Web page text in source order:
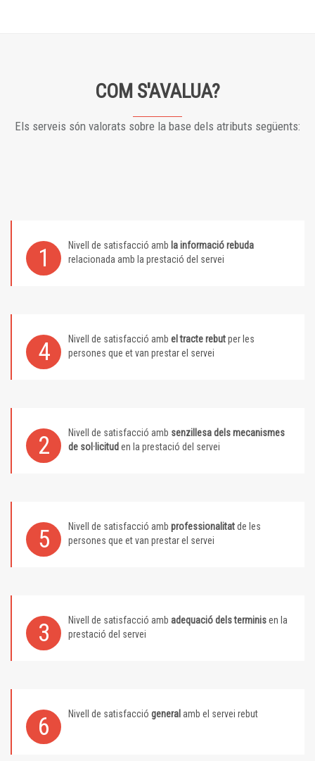
COM S'AVALUA?
Els serveis són valorats sobre la base dels atributs següents:
1 Nivell de satisfacció amb la informació rebuda
relacionada amb la prestació del servei
4 Nivell de satisfacció amb el tracte rebutper les
persones que et van prestar el servei
2 Nivell de satisfacció amb senzillesa dels mecanismes
de sol·licitud en la prestació del servei
5 Nivell de satisfacció amb professionalitatde les
persones que et van prestar el servei
3 Nivell de satisfacció amb adequació dels terminisen la
prestació del servei
6 Nivell de satisfacció general amb el servei rebut